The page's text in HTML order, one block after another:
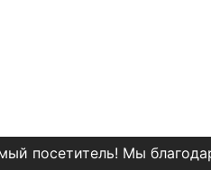
посетитель! Мы